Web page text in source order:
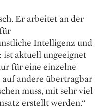
Er arbeitet an der
Intelligenz und
ist aktuell ungeeignet
für eine einzelne
andere übertragbar
muss, mit sehr viel
erstellt werden.“